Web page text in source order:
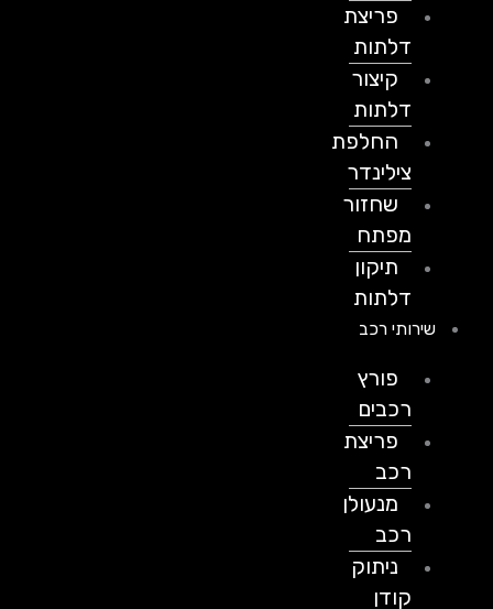
פריצת
דלתות
קיצור
דלתות
החלפת
צילינדר
שחזור
מפתח
תיקון
דלתות
שירותי רכב
פורץ
רכבים
פריצת
מנעולן
ניתוק